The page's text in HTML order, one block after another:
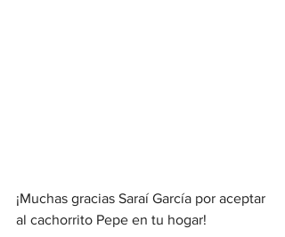
¡Muchas gracias Saraí García por aceptar
al cachorrito Pepe en tu hogar!